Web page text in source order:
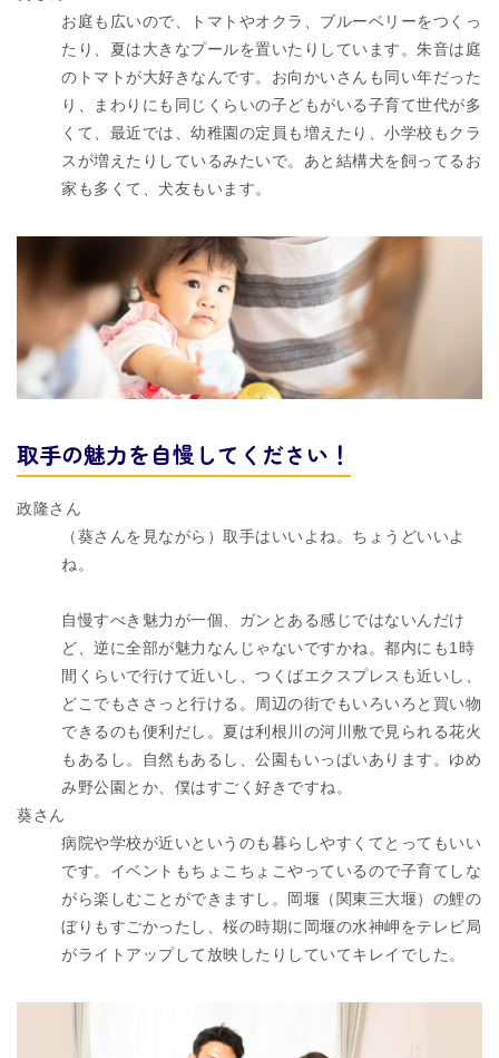
お庭も広いので、トマトやオクラ、ブルーベリーをつくっ
たり、夏は大きなプールを置いたりしています。朱音は庭
のトマトが大好きなんです。お向かいさんも同い年だった
り、まわりにも同じくらいの子どもがいる子育て世代が多
くて、最近では、幼稚園の定員も増えたり、小学校もクラ
スが増えたりしているみたいで。あと結構犬を飼ってるお
家も多くて、犬友もいます。
取手の魅力を自慢してください！
政隆さん
（葵さんを見ながら）取手はいいよね。ちょうどいいよ
ね。
自慢すべき魅力が一個、ガンとある感じではないんだけ
ど、逆に全部が魅力なんじゃないですかね。都内にも1時
間くらいで行けて近いし、つくばエクスプレスも近いし、
どこでもささっと行ける。周辺の街でもいろいろと買い物
できるのも便利だし。夏は利根川の河川敷で見られる花火
もあるし。自然もあるし、公園もいっぱいあります。ゆめ
み野公園とか、僕はすごく好きですね。
葵さん
病院や学校が近いというのも暮らしやすくてとってもいい
です。イベントもちょこちょこやっているので子育てしな
がら楽しむことができますし。岡堰（関東三大堰）の鯉の
ぼりもすごかったし、桜の時期に岡堰の水神岬をテレビ局
がライトアップして放映したりしていてキレイでした。